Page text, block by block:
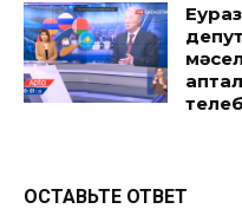
ОСТАВЬТЕ ОТВЕТ